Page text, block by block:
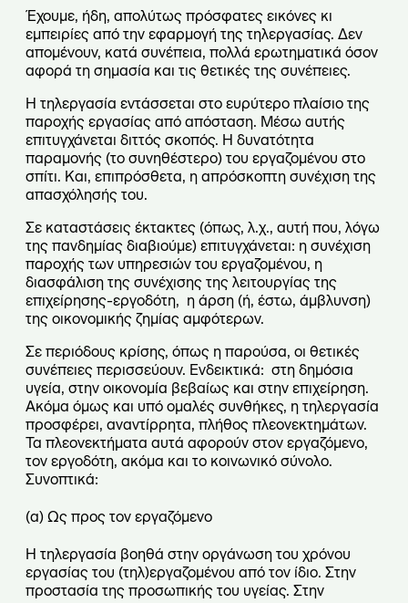
Έχουμε, ήδη, απολύτως πρόσφατες εικόνες κι
εμπειρίες από την εφαρμογή της τηλεργασίας. Δεν
απομένουν, κατά συνέπεια, πολλά ερωτηματικά όσον
αφορά τη σημασία και τις θετικές της συνέπειες.
Η τηλεργασία εντάσσεται στο ευρύτερο πλαίσιο της
παροχής εργασίας από απόσταση. Μέσω αυτής
επιτυγχάνεται διττός σκοπός. Η δυνατότητα
παραμονής (το συνηθέστερο) του εργαζομένου στο
σπίτι. Και, επιπρόσθετα, η απρόσκοπτη συνέχιση της
απασχόλησής του.
Σε καταστάσεις έκτακτες (όπως, λ.χ., αυτή που, λόγω
της πανδημίας διαβιούμε) επιτυγχάνεται: η συνέχιση
παροχής των υπηρεσιών του εργαζομένου, η
διασφάλιση της συνέχισης της λειτουργίας της
επιχείρησης-εργοδότη, η άρση (ή, έστω, άμβλυνση)
της οικονομικής ζημίας αμφότερων.
Σε περιόδους κρίσης, όπως η παρούσα, οι θετικές
συνέπειες περισσεύουν. Ενδεικτικά: στη δημόσια
υγεία, στην οικονομία βεβαίως και στην επιχείρηση.
Ακόμα όμως και υπό ομαλές συνθήκες, η τηλεργασία
προσφέρει, αναντίρρητα, πλήθος πλεονεκτημάτων.
Τα πλεονεκτήματα αυτά αφορούν στον εργαζόμενο,
τον εργοδότη, ακόμα και το κοινωνικό σύνολο.
Συνοπτικά:
(α) Ως προς τον εργαζόμενο
Η τηλεργασία βοηθά στην οργάνωση του χρόνου
εργασίας του (τηλ)εργαζομένου από τον ίδιο. Στην
προστασία της προσωπικής του υγείας. Στην